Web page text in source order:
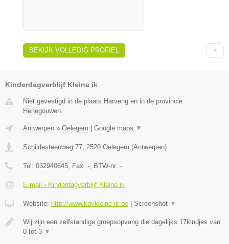
BEKIJK VOLLEDIG PROFIEL
Kinderdagverblijf Kleine ik
Niet gevestigd in de plaats Harveng en in de provincie
Henegouwen.
Antwerpen » Oelegem | Google maps ▼
Schildesteenweg 77 2520 Oelegem (Antwerpen)
Tel: 032940645 , Fax: - , BTW-nr: -
E-mail › Kinderdagverblijf Kleine ik
Website: http://www.kdvkleine-ik.be | Screenshot ▼
Wij zijn een zelfstandige groepsopvang die dagelijks 17kindjes van
0 tot 3 ▼